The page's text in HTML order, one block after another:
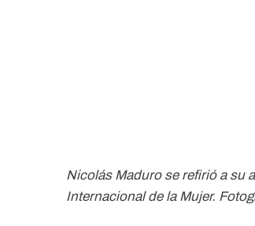
Nicolás Maduro se refirió a su
Internacional de la Mujer.